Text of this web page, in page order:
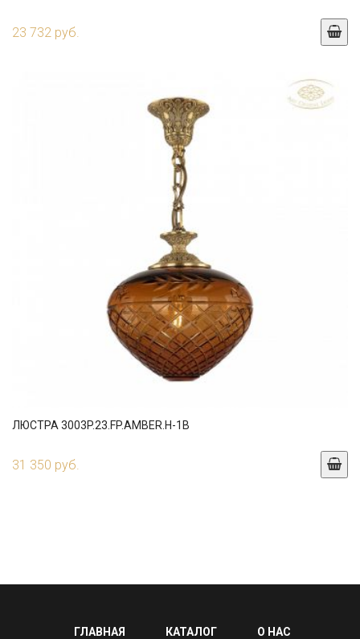
23 732 руб.
ЛЮСТРА 3003P.23.FP.AMBER.H-1B
31 350 руб.
ГЛАВНАЯ КАТАЛОГ О НАС